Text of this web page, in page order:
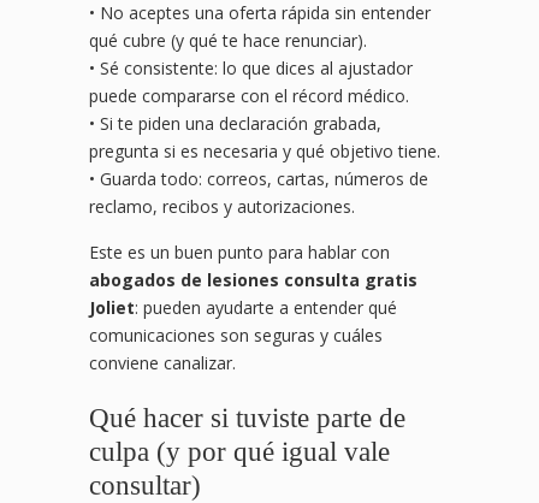
• No aceptes una oferta rápida sin entender
qué cubre (y qué te hace renunciar).
• Sé consistente: lo que dices al ajustador
puede compararse con el récord médico.
• Si te piden una declaración grabada,
pregunta si es necesaria y qué objetivo tiene.
• Guarda todo: correos, cartas, números de
reclamo, recibos y autorizaciones.
Este es un buen punto para hablar con
abogados de lesiones consulta gratis
Joliet: pueden ayudarte a entender qué
comunicaciones son seguras y cuáles
conviene canalizar.
Qué hacer si tuviste parte de
culpa (y por qué igual vale
consultar)